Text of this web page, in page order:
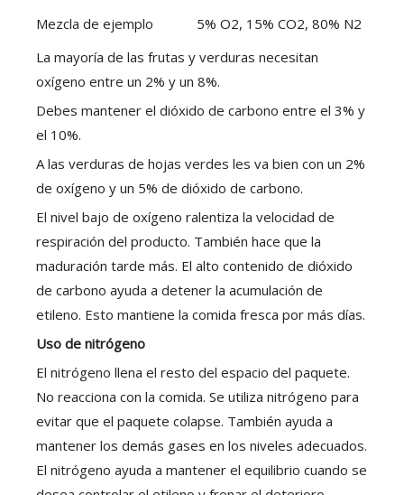
Mezcla de ejemplo
5% O2, 15% CO2, 80% N2
La mayoría de las frutas y verduras necesitan
oxígeno entre un 2% y un 8%.
Debes mantener el dióxido de carbono entre el 3% y
el 10%.
A las verduras de hojas verdes les va bien con un 2%
de oxígeno y un 5% de dióxido de carbono.
El nivel bajo de oxígeno ralentiza la velocidad de
respiración del producto. También hace que la
maduración tarde más. El alto contenido de dióxido
de carbono ayuda a detener la acumulación de
etileno. Esto mantiene la comida fresca por más días.
Uso de nitrógeno
El nitrógeno llena el resto del espacio del paquete.
No reacciona con la comida. Se utiliza nitrógeno para
evitar que el paquete colapse. También ayuda a
mantener los demás gases en los niveles adecuados.
El nitrógeno ayuda a mantener el equilibrio cuando se